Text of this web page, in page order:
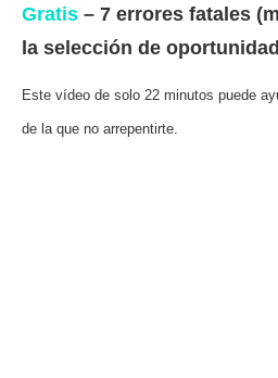
Gratis– 7 errores fatales
la selección de
Este vídeo de solo 22 minutos puede
de la que no arrepentirte.